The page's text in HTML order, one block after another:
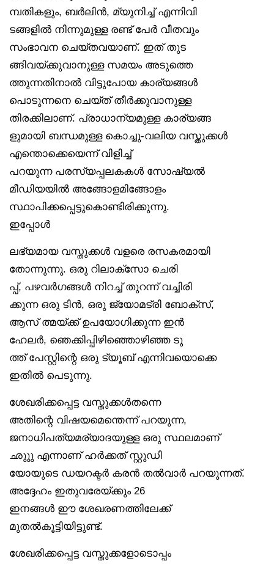
മ്പതികളും, ബർലിൻ, മ്യുനിച്ച് എന്നിവി
ടങ്ങളിൽ നിന്നുമുള്ള രണ്ട് പേർ വീതവും
സംഭാവന ചെയ്തവയാണ്. ഇത് തുട
ങ്ങിവയ്ക്കുവാനുള്ള സമയം അടുത്തെ
ത്തുന്നതിനാൽ വിട്ടുപോയ കാര്യങ്ങൾ
പൊടുന്നനെ ചെയ്ത് തീർക്കുവാനുള്ള
തിരക്കിലാണ്. പ്രാധാന്യമുള്ള കാര്യങ്ങ
ളുമായി ബന്ധമുള്ള കൊച്ചു-വലിയ വസ്തുക്കൾ
എന്തൊക്കെയെന്ന് വിളിച്ച്
പറയുന്ന പരസ്യപ്പലകകൾ സോഷ്യൽ
മീഡിയയിൽ അങ്ങോളമിങ്ങോളം
സ്ഥാപിക്കപ്പെട്ടുകൊണ്ടിരിക്കുന്നു.
ഇപ്പോൾ
ലഭ്യമായ വസ്തുക്കൾ വളരെ രസകരമായി
തോന്നുന്നു. ഒരു റിലാക്‌സോ ചെരി
പ്പ്, പഴവർഗങ്ങൾ നിറച്ച് തുറന്ന് വച്ചിരി
ക്കുന്ന ഒരു ടിൻ, ഒരു ജ്യോമട്രി ബോക്‌സ്,
ആസ് ത്മയ്ക്ക് ഉപയോഗിക്കുന്ന ഇൻ
ഹേലർ, ഞെക്കിപ്പിഴിഞ്ഞൊഴിഞ്ഞ ടൂ
ത്ത് പേസ്റ്റിന്റെ ഒരു ട്യൂബ് എന്നിവയൊക്കെ
ഇതിൽ പെടുന്നു.
ശേഖരിക്കപ്പെട്ട വസ്തുക്കൾതന്നെ
അതിന്റെ വിഷയമെന്തെന്ന് പറയുന്ന,
ജനാധിപത്യമര്യാദയുള്ള ഒരു സ്ഥലമാണ്
ഛുുു എന്നാണ് ഹർക്കത് സ്റ്റുഡി
യോയുടെ ഡയറക്ടർ കരൻ തൽവാർ പറയുന്നത്.
അദ്ദേഹം ഇതുവരേയ്ക്കും 26
ഇനങ്ങൾ ഈ ശേഖരണത്തിലേക്ക്
മുതൽകൂട്ടിയിട്ടുണ്ട്.
ശേഖരിക്കപ്പെട്ട വസ്തുക്കളോടൊപ്പം